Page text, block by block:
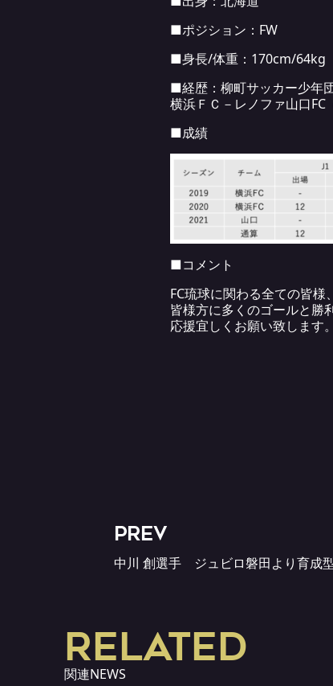
■ポジション：FW
■身長/体重：170cm/64kg
■経歴：柳町サッカー少年
横浜ＦＣ－レノファ山口FC
■成績
■コメント
FC琉球に関わる全ての皆様
皆様方に多くのゴールと勝
応援宜しくお願い致します。
PREV
中川 創選手 ジュビロ磐田より育成
RELATED
関連NEWS